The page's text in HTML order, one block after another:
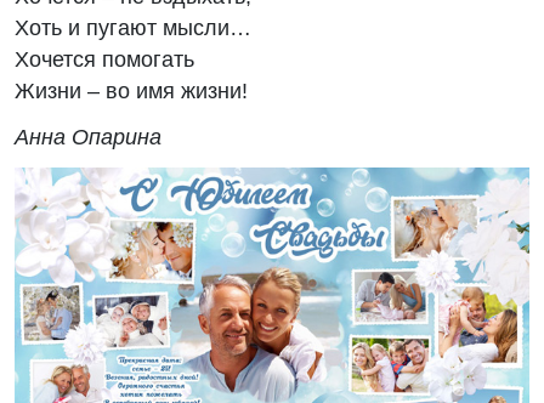
Хоть и пугают мысли…
Хочется помогать
Жизни – во имя жизни!
Анна Опарина